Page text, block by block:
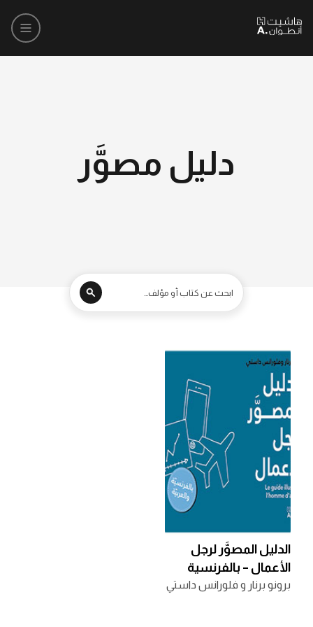
دليل مصوَّر
الدليل المصوَّر لرجل
الأعمال – بالفرنسية
والعربية
برونو برنار و فلورانس داستي